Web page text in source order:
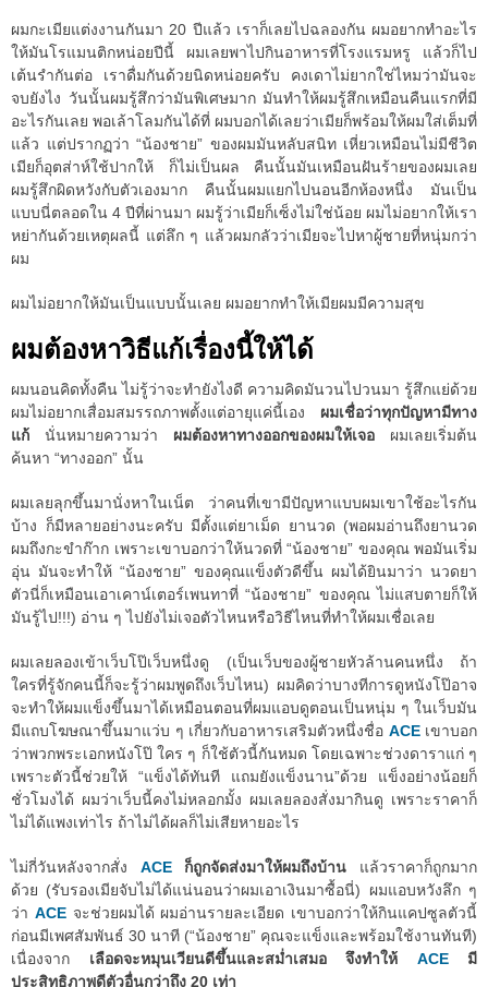
ผมกะเมียแต่งงานกันมา 20 ปีแล้ว เราก็เลยไปฉลองกัน ผมอยากทำอะไร
ให้มันโรแมนติกหน่อยปีนี้ ผมเลยพาไปกินอาหารที่โรงแรมหรู แล้วก็ไป
เต้นรำกันต่อ เราดื่มกันด้วยนิดหน่อยครับ คงเดาไม่ยากใช่ไหมว่ามันจะ
จบยังไง วันนั้นผมรู้สึกว่ามันพิเศษมาก มันทำให้ผมรู้สึกเหมือนคืนแรกที่มี
อะไรกันเลย พอเล้าโลมกันได้ที่ ผมบอกได้เลยว่าเมียก็พร้อมให้ผมใส่เต็มที่
แล้ว แต่ปรากฏว่า “น้องชาย” ของผมมันหลับสนิท เหี่ยวเหมือนไม่มีชีวิต
เมียก็อุตส่าห์ใช้ปากให้ ก็ไม่เป็นผล คืนนั้นมันเหมือนฝันร้ายของผมเลย
ผมรู้สึกผิดหวังกับตัวเองมาก คืนนั้นผมแยกไปนอนอีกห้องหนึ่ง มันเป็น
แบบนี่ตลอดใน 4 ปีที่ผ่านมา ผมรู้ว่าเมียก็เซ็งไม่ใช่น้อย ผมไม่อยากให้เรา
หย่ากันด้วยเหตุผลนี้ แต่ลึก ๆ แล้วผมกลัวว่าเมียจะไปหาผู้ชายที่หนุ่มกว่า
ผม
ผมไม่อยากให้มันเป็นแบบนั้นเลย ผมอยากทำให้เมียผมมีความสุข
ผมต้องหาวิธีแก้เรื่องนี้ให้ได้
ผมนอนคิดทั้งคืน ไม่รู้ว่าจะทำยังไงดี ความคิดมันวนไปวนมา รู้สึกแย่ด้วย
ผมไม่อยากเสื่อมสมรรถภาพตั้งแต่อายุแค่นี้เอง ผมเชื่อว่าทุกปัญหามีทาง
แก้ นั่นหมายความว่า ผมต้องหาทางออกของผมให้เจอ ผมเลยเริ่มต้น
ค้นหา “ทางออก” นั้น
ผมเลยลุกขึ้นมานั่งหาในเน็ต ว่าคนที่เขามีปัญหาแบบผมเขาใช้อะไรกัน
บ้าง ก็มีหลายอย่างนะครับ มีตั้งแต่ยาเม็ด ยานวด (พอผมอ่านถึงยานวด
ผมถึงกะขำก๊าก เพราะเขาบอกว่าให้นวดที่ “น้องชาย” ของคุณ พอมันเริ่ม
อุ่น มันจะทำให้ “น้องชาย” ของคุณแข็งตัวดีขึ้น ผมได้ยินมาว่า นวดยา
ตัวนี่ก็เหมือนเอาเคาน์เตอร์เพนทาที่ “น้องชาย” ของคุณ ไม่แสบตายก็ให้
มันรู้ไป!!!) อ่าน ๆ ไปยังไม่เจอตัวไหนหรือวิธีไหนที่ทำให้ผมเชื่อเลย
ผมเลยลองเข้าเว็บโป๊เว็บหนึ่งดู (เป็นเว็บของผู้ชายหัวล้านคนหนึ่ง ถ้า
ใครที่รู้จักคนนี้ก็จะรู้ว่าผมพูดถึงเว็บไหน) ผมคิดว่าบางทีการดูหนังโป๊อาจ
จะทำให้ผมแข็งขึ้นมาได้เหมือนตอนที่ผมแอบดูตอนเป็นหนุ่ม ๆ ในเว็บมัน
มีแถบโฆษณาขึ้นมาแว่บ ๆ เกี่ยวกับอาหารเสริมตัวหนึ่งชื่อ ACEเขาบอก
ว่าพวกพระเอกหนังโป๊ ใคร ๆ ก็ใช้ตัวนี้กันหมด โดยเฉพาะช่วงดาราแก่ ๆ
เพราะตัวนี้ช่วยให้ “แข็งได้ทันที แถมยังแข็งนาน”ด้วย แข็งอย่างน้อยก็
ชั่วโมงได้ ผมว่าเว็บนี้คงไม่หลอกมั้ง ผมเลยลองสั่งมากินดู เพราะราคาก็
ไม่ได้แพงเท่าไร ถ้าไม่ได้ผลก็ไม่เสียหายอะไร
ไม่กี่วันหลังจากสั่ง ACE ก็ถูกจัดส่งมาให้ผมถึงบ้าน แล้วราคาก็ถูกมาก
ด้วย (รับรองเมียจับไม่ได้แน่นอนว่าผมเอาเงินมาซื้อนี่) ผมแอบหวังลึก ๆ
ว่า ACEจะช่วยผมได้ ผมอ่านรายละเอียด เขาบอกว่าให้กินแคปซูลตัวนี้
ก่อนมีเพศสัมพันธ์ 30 นาที (“น้องชาย” คุณจะแข็งและพร้อมใช้งานทันที)
เนื่องจาก เลือดจะหมุนเวียนดีขึ้นและสม่ำเสมอ จึงทำให้ ACEมี
ประสิทธิภาพดีตัวอื่นกว่าถึง 20 เท่า